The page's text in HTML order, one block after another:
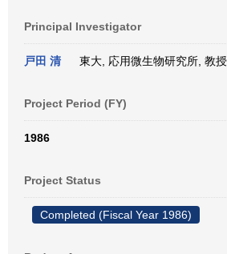
Principal Investigator
戸田 清 東大, 応用微生物研究所, 教
Project Period (FY)
1986
Project Status
Completed (Fiscal Year 1986)